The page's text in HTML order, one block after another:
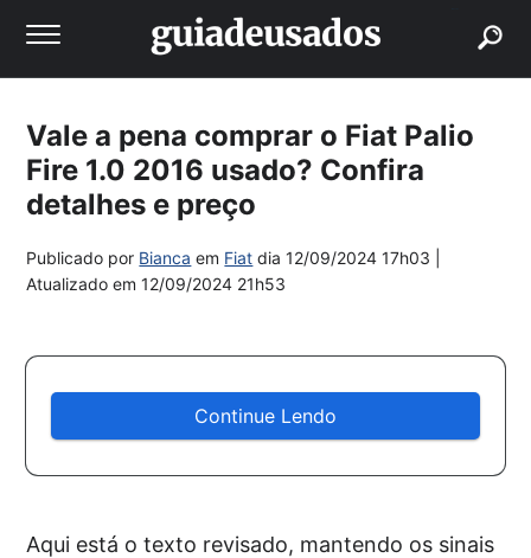
Vale a pena comprar o Fiat Palio
Fire 1.0 2016 usado? Confira
detalhes e preço
Publicado por Bianca em Fiat dia12/09/2024 17h03
Atualizado em12/09/2024 21h53
Continue Lendo
Aqui está o texto revisado, mantendo os sinais